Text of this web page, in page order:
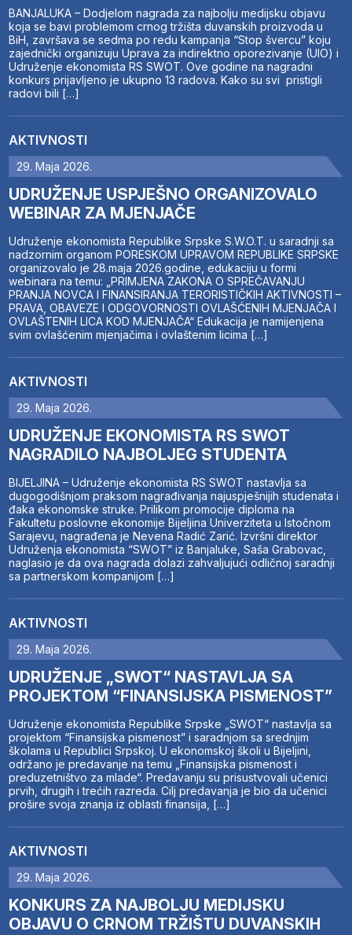
BANJALUKA – Dodjelom nagrada za najbolju medijsku objavu
koja se bavi problemom crnog tržišta duvanskih proizvoda u
BiH, završava se sedma po redu kampanja “Stop švercu” koju
zajednički organizuju Uprava za indirektno oporezivanje (UIO) i
Udruženje ekonomista RS SWOT. Ove godine na nagradni
konkurs prijavljeno je ukupno 13 radova. Kako su svi pristigli
radovi bili […]
AKTIVNOSTI
29. Maja 2026.
UDRUŽENJE USPJEŠNO ORGANIZOVALO
WEBINAR ZA MJENJAČE
Udruženje ekonomista Republike Srpske S.W.O.T. u saradnji sa
nadzornim organom PORESKOM UPRAVOM REPUBLIKE SRPSKE
organizovalo je 28.maja 2026.godine, edukaciju u formi
webinara na temu: „PRIMJENA ZAKONA O SPREČAVANJU
PRANJA NOVCA I FINANSIRANJA TERORISTIČKIH AKTIVNOSTI –
PRAVA, OBAVEZE I ODGOVORNOSTI OVLAŠĆENIH MJENJAČA I
OVLAŠTENIH LICA KOD MJENJAČA“ Edukacija je namijenjena
svim ovlašćenim mjenjačima i ovlaštenim licima […]
AKTIVNOSTI
29. Maja 2026.
UDRUŽENJE EKONOMISTA RS SWOT
NAGRADILO NAJBOLJEG STUDENTA
BIJELJINA – Udruženje ekonomista RS SWOT nastavlja sa
dugogodišnjom praksom nagrađivanja najuspješnijih studenata i
đaka ekonomske struke. Prilikom promocije diploma na
Fakultetu poslovne ekonomije Bijeljina Univerziteta u Istočnom
Sarajevu, nagrađena je Nevena Radić Zarić. Izvršni direktor
Udruženja ekonomista “SWOT” iz Banjaluke, Saša Grabovac,
naglasio je da ova nagrada dolazi zahvaljujući odličnoj saradnji
sa partnerskom kompanijom […]
AKTIVNOSTI
29. Maja 2026.
UDRUŽENJE „SWOT“ NASTAVLJA SA
PROJEKTOM “FINANSIJSKA PISMENOST”
Udruženje ekonomista Republike Srpske „SWOT“ nastavlja sa
projektom “Finansijska pismenost” i saradnjom sa srednjim
školama u Republici Srpskoj. U ekonomskoj školi u Bijeljini,
održano je predavanje na temu „Finansijska pismenost i
preduzetništvo za mlade“. Predavanju su prisustvovali učenici
prvih, drugih i trećih razreda. Cilj predavanja je bio da učenici
prošire svoja znanja iz oblasti finansija, […]
AKTIVNOSTI
29. Maja 2026.
KONKURS ZA NAJBOLJU MEDIJSKU
OBJAVU O CRNOM TRŽIŠTU DUVANSKIH